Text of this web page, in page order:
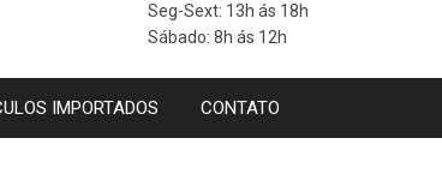
Seg-Sext: 13h ás 18h
Sábado: 8h ás 12h
IMPORTADOS CONTATO